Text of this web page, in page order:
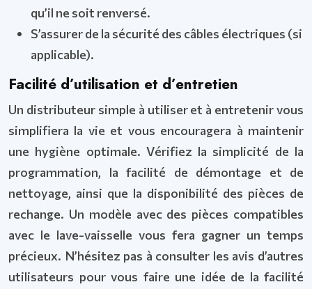
qu’il ne soit renversé.
S’assurer de la sécurité des câbles électriques (si
applicable).
Facilité d’utilisation et d’entretien
Un distributeur simple à utiliser et à entretenir vous
simplifiera la vie et vous encouragera à maintenir
une hygiène optimale. Vérifiez la simplicité de la
programmation, la facilité de démontage et de
nettoyage, ainsi que la disponibilité des pièces de
rechange. Un modèle avec des pièces compatibles
avec le lave-vaisselle vous fera gagner un temps
précieux. N’hésitez pas à consulter les avis d’autres
utilisateurs pour vous faire une idée de la facilité